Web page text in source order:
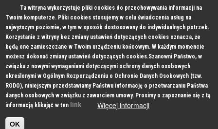
Ta witryna wykorzystuje pliki cookies do przechowywania informacji na
Twoim komputerze. Pliki cookies stosujemy w celu świadczenia usług na
najwyższym poziomie, w tym w sposób dostosowany do indywidualnych potrzeb.
Korzystanie z witryny bez zmiany ustawień dotyczących cookies oznacza, że
będą one zamieszczane w Twoim urządzeniu końcowym. W każdym momencie
możesz dokonać zmiany ustawień dotyczących cookies.Szanowni Państwo, w
związku z nowymi wymaganiami dotyczącymi ochrony danych osobowych
określonymi w Ogólnym Rozporządzeniu o Ochronie Danych Osobowych (tzw.
RODO), niniejszym przedstawiamy Państwu informację o przetwarzaniu Państwa
danych osobowych w związku z zawarciem umowy. Prosimy o zapoznanie się z tą
informacją klikająć w ten link Więcej informacji
OK